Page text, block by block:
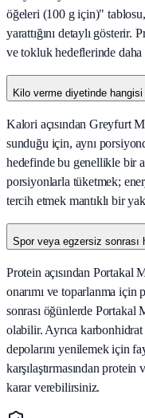
öğeleri (100 g için)"
yarattığını detaylı gösterir.
ve tokluk hedeflerinde daha
Kilo verme diyetinde
Kalori açısından Greyfurt
sunduğu için, aynı
hedefinde bu genellikle bir
porsiyonlarla tüketmek;
tercih etmek mantıklı bir
Spor veya egzersiz sonrası
Protein açısından Portakal
onarımı ve toparlanma için
sonrası öğünlerde
olabilir. Ayrıca
depolarını yenilemek için
karşılaştırmasından
karar verebilirsiniz.